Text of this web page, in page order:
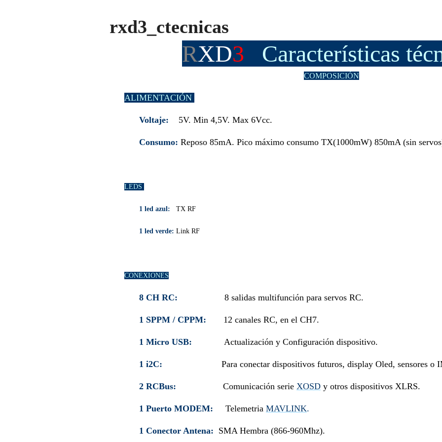
rxd3_ctecnicas
RXD3 Características
COMPOSICIÓN
ALIMENTACIÓN
Voltaje: 5V. Min 4,5V. Max 6Vcc.
Consumo: Reposo 85mA. Pico máximo consumo TX(1000mW) 850mA (sin
LEDS
1 led azul: TX RF
1 led verde: Link RF
CONEXIONES
8 CH RC: 8 salidas multifunción para servos RC.
1 SPPM / CPPM: 12 canales RC, en el CH7.
1 Micro USB: Actualización y Configuración dispositivo.
1 i2C: Para conectar dispositivos futuros, display Oled, sensores o
2 RCBus: Comunicación serie XOSD y otros dispositivos XLRS.
1 Puerto MODEM: Telemetria MAVLINK.
1 Conector Antena: SMA Hembra (866-960Mhz).